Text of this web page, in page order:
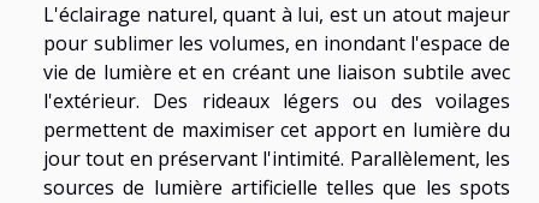
L'éclairage naturel, quant à lui, est un atout majeur
pour sublimer les volumes, en inondant l'espace de
vie de lumière et en créant une liaison subtile avec
l'extérieur. Des rideaux légers ou des voilages
permettent de maximiser cet apport en lumière du
jour tout en préservant l'intimité. Parallèlement, les
sources de lumière artificielle telles que les spots